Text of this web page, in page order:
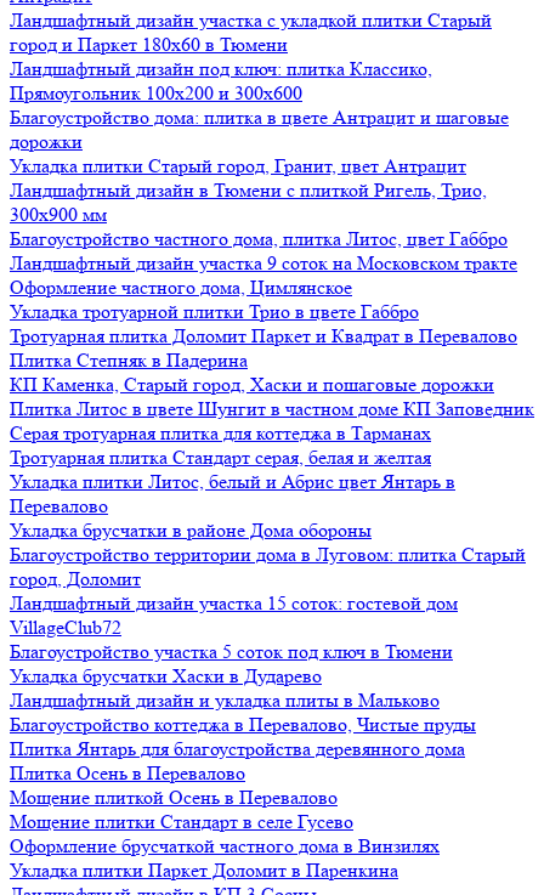
Ландшафтный дизайн участка с укладкой плитки Старый
город и Паркет 180х60 в Тюмени
Ландшафтный дизайн под ключ: плитка Классико,
Прямоугольник 100х200 и 300х600
Благоустройство дома: плитка в цвете Антрацит и шаговые
дорожки
Укладка плитки Старый город, Гранит, цвет Антрацит
Ландшафтный дизайн в Тюмени с плиткой Ригель, Трио,
300х900 мм
Благоустройство частного дома, плитка Литос, цвет Габбро
Ландшафтный дизайн участка 9 соток на Московском тракте
Оформление частного дома, Цимлянское
Укладка тротуарной плитки Трио в цвете Габбро
Тротуарная плитка Доломит Паркет и Квадрат в Перевалово
Плитка Степняк в Падерина
КП Каменка, Старый город, Хаски и пошаговые дорожки
Плитка Литос в цвете Шунгит в частном доме КП Заповедник
Серая тротуарная плитка для коттеджа в Тарманах
Тротуарная плитка Стандарт серая, белая и желтая
Укладка плитки Литос, белый и Абрис цвет Янтарь в
Перевалово
Укладка брусчатки в районе Дома обороны
Благоустройство территории дома в Луговом: плитка Старый
город, Доломит
Ландшафтный дизайн участка 15 соток: гостевой дом
VillageClub72
Благоустройство участка 5 соток под ключ в Тюмени
Укладка брусчатки Хаски в Дударево
Ландшафтный дизайн и укладка плиты в Мальково
Благоустройство коттеджа в Перевалово, Чистые пруды
Плитка Янтарь для благоустройства деревянного дома
Плитка Осень в Перевалово
Мощение плиткой Осень в Перевалово
Мощение плитки Стандарт в селе Гусево
Оформление брусчаткой частного дома в Винзилях
Укладка плитки Паркет Доломит в Паренкина